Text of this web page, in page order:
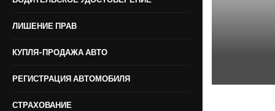
ЛИШЕНИЕ ПРАВ
КУПЛЯ-ПРОДАЖА АВТО
РЕГИСТРАЦИЯ АВТОМОБИЛЯ
СТРАХОВАНИЕ